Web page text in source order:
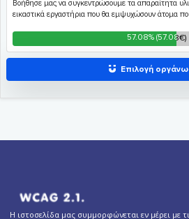
Η ιστοσελίδα μας συμμορφώνεται εν μέρει με